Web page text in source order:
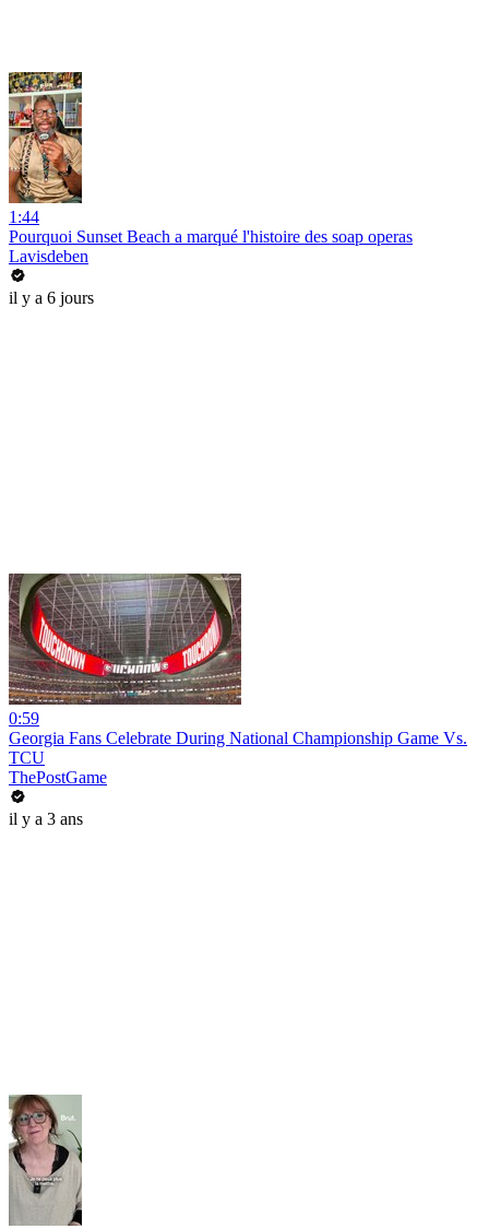
1:44
Pourquoi Sunset Beach a marqué l'histoire des soap operas
Lavisdeben
il y a 6 jours
0:59
Georgia Fans Celebrate During National Championship Game Vs.
TCU
ThePostGame
il y a 3 ans